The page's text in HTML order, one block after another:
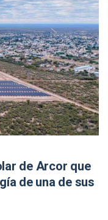
de Arcor que
de una de sus